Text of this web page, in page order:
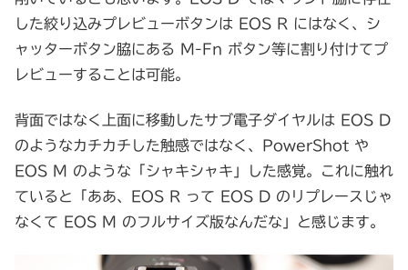
した絞り込みプレビューボタンは EOS R にはなく、シ
ャッターボタン脇にある M-Fn ボタン等に割り付けてプ
レビューすることは可能。
背面ではなく上面に移動したサブ電子ダイヤルは EOS D
のようなカチカチした触感ではなく、PowerShot や
EOS M のような「シャキシャキ」した感覚。これに触れ
ていると「ああ、EOS R って EOS D のリプレースじゃ
なくて EOS M のフルサイズ版なんだな」と感じます。